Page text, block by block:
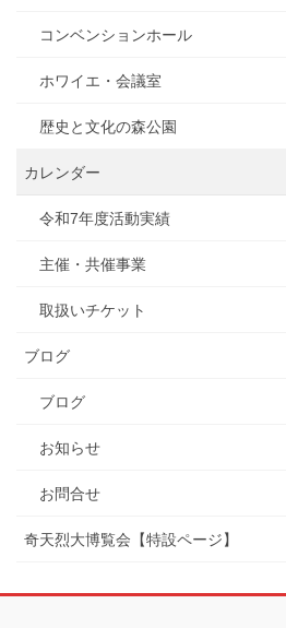
コンベンションホール
ホワイエ・会議室
歴史と文化の森公園
カレンダー
令和7年度活動実績
主催・共催事業
取扱いチケット
ブログ
ブログ
お知らせ
お問合せ
奇天烈大博覧会【特設ページ】